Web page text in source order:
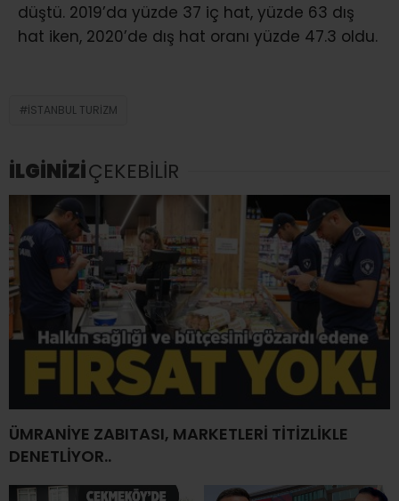
düştü. 2019’da yüzde 37 iç hat, yüzde 63 dış
hat iken, 2020’de dış hat oranı yüzde 47.3 oldu.
İSTANBUL TURIZM
İLGİNİZİÇEKEBİLİR
ÜMRANİYE ZABITASI, MARKETLERİ TİTİZLİKLE
DENETLİYOR..